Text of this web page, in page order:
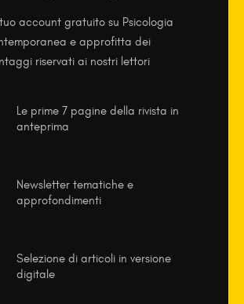
account gratuito su Psicologia
e approfitta dei
riservati ai nostri lettori
Le prime 7 pagine della rivista in
anteprima
Newsletter tematiche e
approfondimenti
Selezione di articoli in versione
digitale